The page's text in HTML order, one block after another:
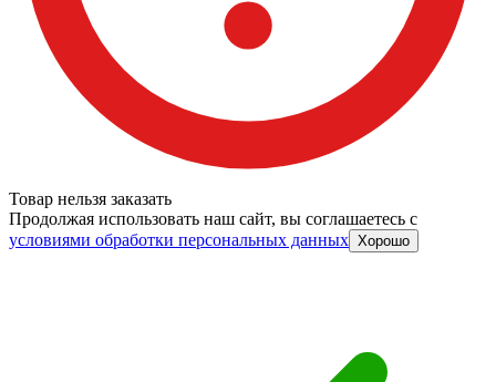
Товар нельзя заказать
Продолжая использовать наш сайт, вы соглашаетесь c
условиями обработки персональных данных Хорошо